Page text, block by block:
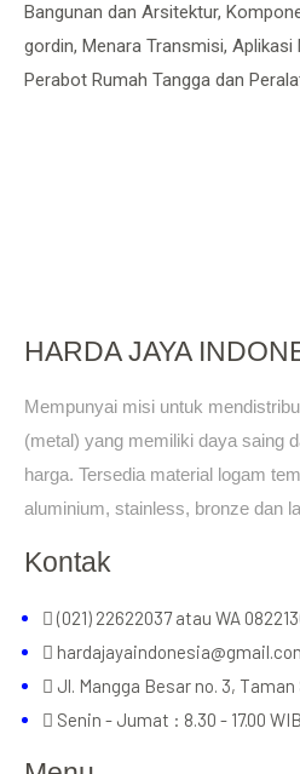
Bangunan dan Arsitektur,
gordin, Menara Transmisi, Aplikasi
Perabot Rumah Tangga dan
HARDA JAYA
Mempunyai misi untuk
(metal) yang memiliki daya saing
harga. Tersedia material logam
aluminium, stainless, bronze dan
Kontak
(021) 22622037 atau WA
Jl. Mangga Besar no. 3,
Senin - Jumat : 8.30 - 17.00